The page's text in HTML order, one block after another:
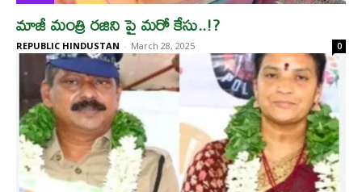
మాజీ మంత్రి రజిని పై మరో కేసు..!?
REPUBLIC HINDUSTAN - March 28, 2025 0